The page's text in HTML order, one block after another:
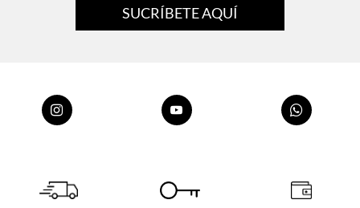
SUCRÍBETE AQUÍ